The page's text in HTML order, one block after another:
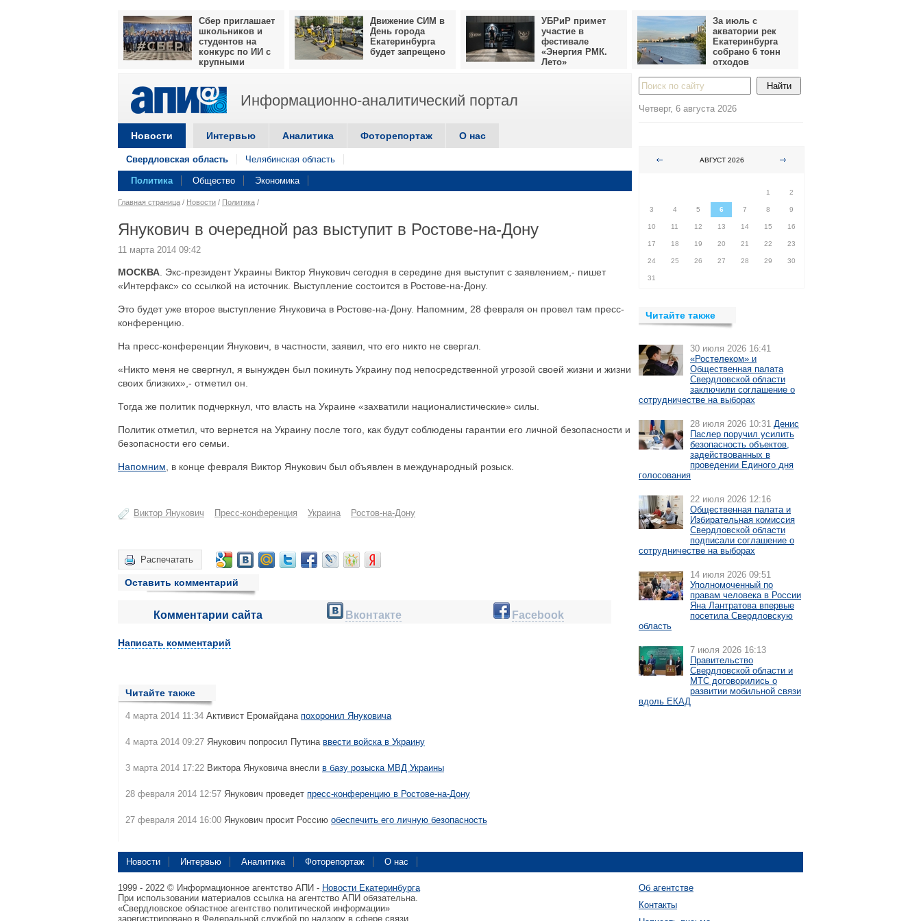
Сбер приглашает
школьников и
студентов на
конкурс по ИИ с
крупными
Движение СИМ в
День города
Екатеринбурга
будет запрещено
УБРиР примет
участие в
фестивале
«Энергия РМК.
Лето»
За июль с
акватории рек
Екатеринбурга
собрано 6 тонн
отходов
Информационно-аналитический портал
Новости Интервью Аналитика Фоторепортаж О нас
Свердловская область Челябинская область
Политика Общество Экономика
Главная страница / Новости / Политика /
Янукович в очередной раз выступит в Ростове-на-Дону
11 марта 2014 09:42
МОСКВА . Экс-президент Украины Виктор Янукович сегодня в середине дня выступит с заявлением,- пишет
«Интерфакс» со ссылкой на источник. Выступление состоится в Ростове-на-Дону.
Это будет уже второе выступление Януковича в Ростове-на-Дону. Напомним, 28 февраля он провел там пресс-
конференцию.
На пресс-конференции Янукович, в частности, заявил, что его никто не свергал.
«Никто меня не свергнул, я вынужден был покинуть Украину под непосредственной угрозой своей жизни и жизни
своих близких»,- отметил он.
Тогда же политик подчеркнул, что власть на Украине «захватили националистические» силы.
Политик отметил, что вернется на Украину после того, как будут соблюдены гарантии его личной безопасности и
безопасности его семьи.
Напомним , в конце февраля Виктор Янукович был объявлен в международный розыск.
Виктор Янукович Пресс-конференция Украина Ростов-на-Дону
Распечатать
Оставить комментарий
Комментарии сайта Вконтакте Facebook
Написать комментарий
Читайте также
4 марта 2014 11:34 Активист Еромайдана похоронил Януковича
4 марта 2014 09:27 Янукович попросил Путина ввести войска в Украину
3 марта 2014 17:22 Виктора Януковича внесли в базу розыска МВД Украины
28 февраля 2014 12:57 Янукович проведет пресс-конференцию в Ростове-на-Дону
27 февраля 2014 16:00 Янукович просит Россию обеспечить его личную безопасность
Четверг, 6 августа 2026
АВГУСТ 2026
1
2
3 4 5 6 7 8 9
10 11 12 13 14 15 16
17 18 19 20 21 22 23
24 25 26 27 28 29 30
31
Читайте также
30 июля 2026 16:41
«Ростелеком» и
Общественная палата
Свердловской области
заключили соглашение о
сотрудничестве на выборах
28 июля 2026 10:31 Денис
Паслер поручил усилить
безопасность объектов,
задействованных в
проведении Единого дня
голосования
22 июля 2026 12:16
Общественная палата и
Избирательная комиссия
Свердловской области
подписали соглашение о
сотрудничестве на выборах
14 июля 2026 09:51
Уполномоченный по
правам человека в России
Яна Лантратова впервые
посетила Свердловскую
область
7 июля 2026 16:13
Правительство
Свердловской области и
МТС договорились о
развитии мобильной связи
вдоль ЕКАД
Новости Интервью Аналитика Фоторепортаж О нас
1999 - 2022 © Информационное агентство АПИ - Новости Екатеринбурга
При использовании материалов ссылка на агентство АПИ обязательна.
«Свердловское областное агентство политической информации»
зарегистрировано в Федеральной службой по надзору в сфере связи,
Об агентстве
Контакты